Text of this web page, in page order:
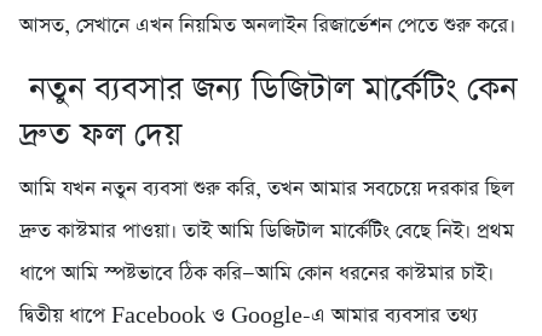
আসত, সেখানে এখন নিয়মিত অনলাইন রিজার্ভেশন পেতে শুরু করে।
নতুন ব্যবসার জন্য ডিজিটাল মার্কেটিং কেন
দ্রুত ফল দেয়
আমি যখন নতুন ব্যবসা শুরু করি, তখন আমার সবচেয়ে দরকার ছিল
দ্রুত কাস্টমার পাওয়া। তাই আমি ডিজিটাল মার্কেটিং বেছে নিই। প্রথম
ধাপে আমি স্পষ্টভাবে ঠিক করি—আমি কোন ধরনের কাস্টমার চাই।
দ্বিতীয় ধাপে Facebook ও Google-এ আমার ব্যবসার তথ্য